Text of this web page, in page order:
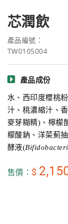
芯潤飲
產品編號：
TW0105004
產品成份
水、西印度櫻桃粉
汁、桃濃縮汁、
麥芽糊精) 、檸檬
檬酸鈉、洋菜薊
酵液(
售價： $